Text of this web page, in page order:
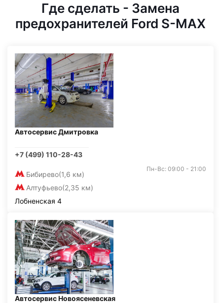
Где сделать - Замена
предохранителей Ford S-MAX
Автосервис Дмитровка
+7 (499) 110-28-43
Бибирево(1,6 км)
Алтуфьево(2,35 км)
Пн-Вс: 09:00 - 21:00
Лобненская 4
Автосервис Новоясеневская